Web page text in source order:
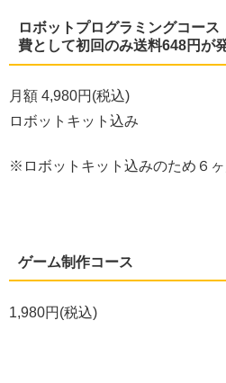
ロボットプログラミングコー
費として初回のみ送料648円が
月額 4,980円(税込)
ロボットキット込み
※ロボットキット込みのため６
ゲーム制作コース
1,980円(税込)